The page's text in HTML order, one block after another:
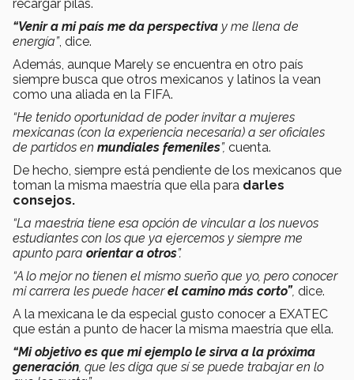
recargar pilas.
“Venir a mi país me da perspectiva y me llena de
energía”, dice.
Además, aunque Marely se encuentra en otro país
siempre busca que otros mexicanos y latinos la vean
como una aliada en la FIFA.
“He tenido oportunidad de poder invitar a mujeres
mexicanas (con la experiencia necesaria) a ser oficiales
de partidos en mundiales femeniles”, cuenta.
De hecho, siempre está pendiente de los mexicanos que
toman la misma maestría que ella para darles
consejos.
“La maestría tiene esa opción de vincular a los nuevos
estudiantes con los que ya ejercemos y siempre me
apunto para orientar a otros”.
“A lo mejor no tienen el mismo sueño que yo, pero conocer
mi carrera les puede hacerel camino más corto”, dice.
A la mexicana le da especial gusto conocer a EXATEC
que están a punto de hacer la misma maestría que ella.
“Mi objetivo es que mi ejemplo le sirva a la próxima
generación, que les diga que sí se puede trabajar en lo